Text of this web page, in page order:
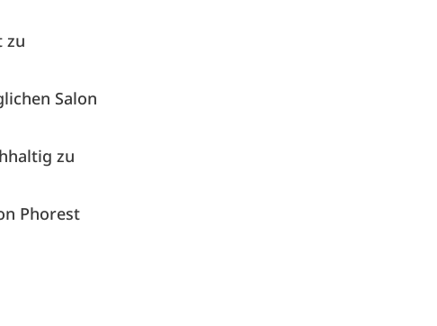
zu
Salon
zu
Phorest